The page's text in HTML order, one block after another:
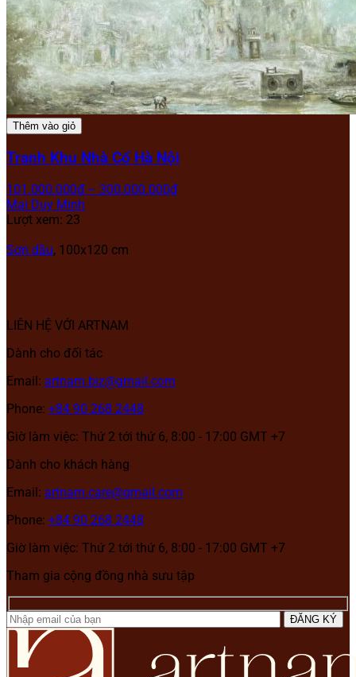
Thêm vào giỏ
Tranh Khu Nhà Cổ Hà Nội
101.000.000₫ – 300.000.000₫
Mai Duy Minh
Lượt xem: 23
Sơn dầu, 100x120 cm
LIÊN HỆ VỚI ARTNAM
Dành cho đối tác
Email: artnam.biz@gmail.com
Phone: +84 90 268 2448
Giờ làm việc: Thứ 2 tới thứ 6, 8:00 - 17:00 GMT +7
Dành cho khách hàng
Email: artnam.care@gmail.com
Phone: +84 90 268 2448
Giờ làm việc: Thứ 2 tới thứ 6, 8:00 - 17:00 GMT +7
Tham gia cộng đồng nhà sưu tập